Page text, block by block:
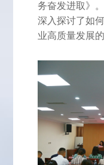
务奋发进取》。
深入探讨了如
业高质量发展